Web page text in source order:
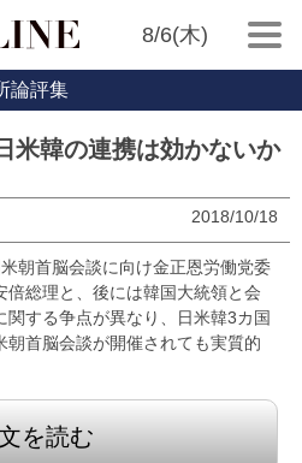
8/6(木)
論評集
米韓の連携は効かないか
2018/10/18
朝首脳会談に向け金正恩労働党委
倍総理と、後には韓国大統領と会
する争点が異なり、日米韓3カ国
朝首脳会談が開催されても実質的
を読む